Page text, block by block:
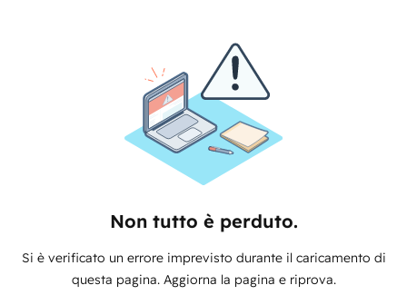
Non tutto è perduto.
Si è verificato un errore imprevisto durante il caricamento di
questa pagina. Aggiorna la pagina e riprova.